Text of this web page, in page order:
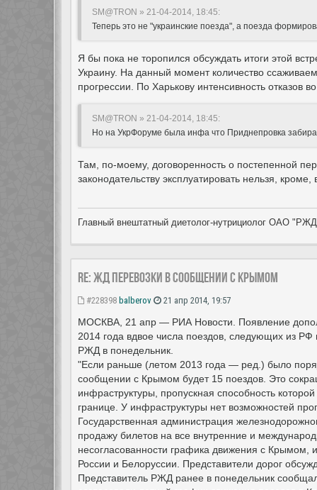
SM@TRON » 21-04-2014, 18:45:
Теперь это не "украинские поезда", а поезда
Я бы пока не торопился обсуждать итоги этой
Украину. На данный момент количество
прогрессии. По Харькову интенсивность отказов
SM@TRON » 21-04-2014, 18:45:
Но на УкрФоруме была инфа что Приднепровка
Там, по-моему, договоренность о постепенной
законодательству эксплуатировать нельзя,
Главный внештатный диетолог-нутрициолог ОАО
Re: ЖД перевозки в сообщении с Крымом
#228398 balberov 21 апр 2014, 19:57
МОСКВА, 21 апр — РИА Новости. Появление
2014 года вдвое числа поездов, следующих из
РЖД в понедельник.
"Если раньше (летом 2013 года — ред.) было
сообщении с Крымом будет 15 поездов. Это
инфраструктуры, пропускная способность
границе. У инфраструктуры нет возможностей
Государственная администрация
продажу билетов на все внутренние и
несогласованности графика движения с
России и Белоруссии. Представители дорог
Представитель РЖД ранее в понедельник